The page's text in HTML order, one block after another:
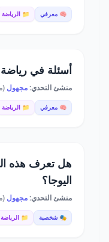
🧠 معرفي 📁 الرياضة
أسئلة في رياضة
منشئ التحدي:مجهول
🧠 معرفي 📁 الرياضة
هل تعرف هذه
اليوجا؟
منشئ التحدي:مجهول
🎭 شخصية 📁 الرياضة